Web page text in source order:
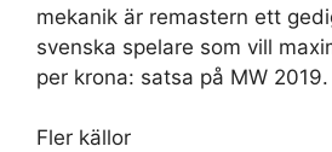
mekanik är remastern ett
svenska spelare som vill
per krona: satsa på MW 2019.
Fler källor